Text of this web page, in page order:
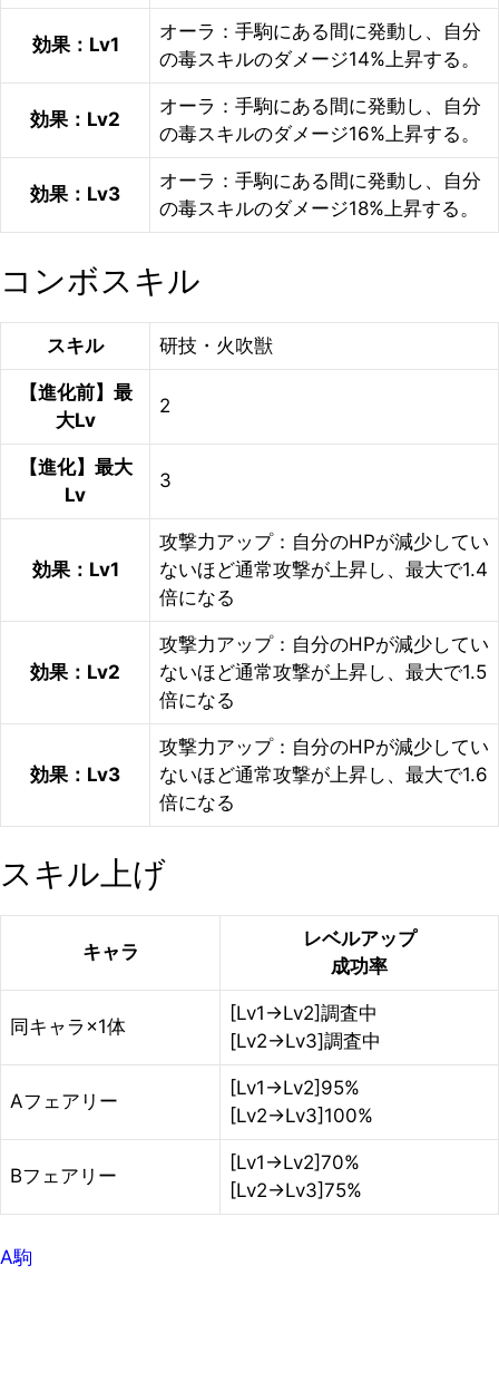
効果：Lv1
オーラ：手駒にある間に発動し、自分
の毒スキルのダメージ14%上昇する。
効果：Lv2
オーラ：手駒にある間に発動し、自分
の毒スキルのダメージ16%上昇する。
効果：Lv3
オーラ：手駒にある間に発動し、自分
の毒スキルのダメージ18%上昇する。
コンボスキル
スキル 研技・火吹獣
【進化前】最
大Lv
2
【進化】最大
Lv
3
効果：Lv1
攻撃力アップ：自分のHPが減少してい
ないほど通常攻撃が上昇し、最大で1.4
倍になる
効果：Lv2
攻撃力アップ：自分のHPが減少してい
ないほど通常攻撃が上昇し、最大で1.5
倍になる
効果：Lv3
攻撃力アップ：自分のHPが減少してい
ないほど通常攻撃が上昇し、最大で1.6
倍になる
スキル上げ
キャラ
レベルアップ
成功率
同キャラ×1体
[Lv1→Lv2]調査中
[Lv2→Lv3]調査中
Aフェアリー
[Lv1→Lv2]95%
[Lv2→Lv3]100%
Bフェアリー
[Lv1→Lv2]70%
[Lv2→Lv3]75%
A駒